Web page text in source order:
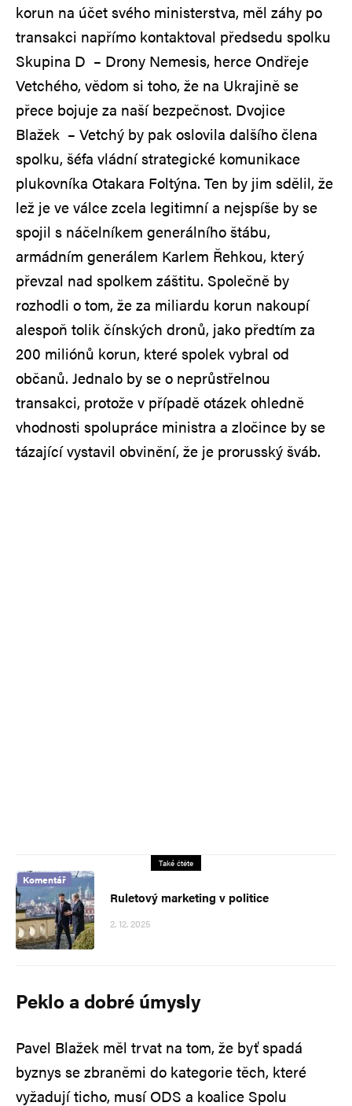
korun na účet svého ministerstva, měl záhy po
transakci napřímo kontaktoval předsedu spolku
Skupina D – Drony Nemesis, herce Ondřeje
Vetchého, vědom si toho, že na Ukrajině se
přece bojuje za naší bezpečnost. Dvojice
Blažek – Vetchý by pak oslovila dalšího člena
spolku, šéfa vládní strategické komunikace
plukovníka Otakara Foltýna. Ten by jim sdělil, že
lež je ve válce zcela legitimní a nejspíše by se
spojil s náčelníkem generálního štábu,
armádním generálem Karlem Řehkou, který
převzal nad spolkem záštitu. Společně by
rozhodli o tom, že za miliardu korun nakoupí
alespoň tolik čínských dronů, jako předtím za
200 miliónů korun, které spolek vybral od
občanů. Jednalo by se o neprůstřelnou
transakci, protože v případě otázek ohledně
vhodnosti spolupráce ministra a zločince by se
tázající vystavil obvinění, že je prorusský šváb.
Také čtěte
Komentář
Ruletový marketing v politice
2. 12. 2025
Peklo a dobré úmysly
Pavel Blažek měl trvat na tom, že byť spadá
byznys se zbraněmi do kategorie těch, které
vyžadují ticho, musí ODS a koalice Spolu